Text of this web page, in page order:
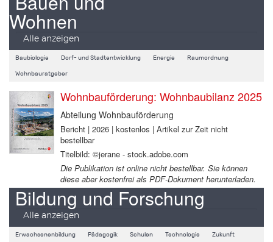
Wohnen
Alle anzeigen
Baubiologie Dorf- und Stadtentwicklung Energie Raumordnung
Wohnbauratgeber
Wohnbauförderung: Wohnbaubilanz 2025
Abteilung Wohnbauförderung
Bericht | 2026 | kostenlos | Artikel zur Zeit nicht
bestellbar
Titelbild: ©jerane - stock.adobe.com
Die Publikation ist online nicht bestellbar. Sie können
diese aber kostenfrei als PDF-Dokument herunterladen.
Bildung und Forschung
Alle anzeigen
Erwachsenenbildung Pädagogik Schulen Technologie Zukunft